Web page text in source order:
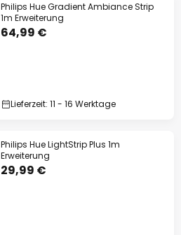
Philips Hue Gradient Ambiance Strip
1m Erweiterung
64,99 €
Lieferzeit: 11 - 16 Werktage
Philips Hue LightStrip Plus 1m
Erweiterung
29,99 €